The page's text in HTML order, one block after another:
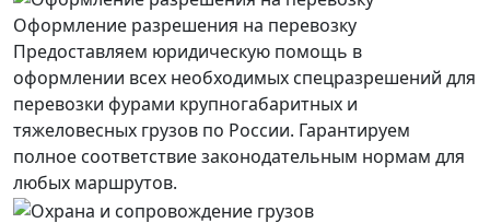
Оформление разрешения на перевозку
Предоставляем юридическую помощь в
оформлении всех необходимых спецразрешений для
перевозки фурами крупногабаритных и
тяжеловесных грузов по России. Гарантируем
полное соответствие законодательным нормам для
любых маршрутов.